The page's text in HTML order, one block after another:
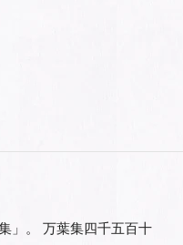
」。 万葉集四千五百十